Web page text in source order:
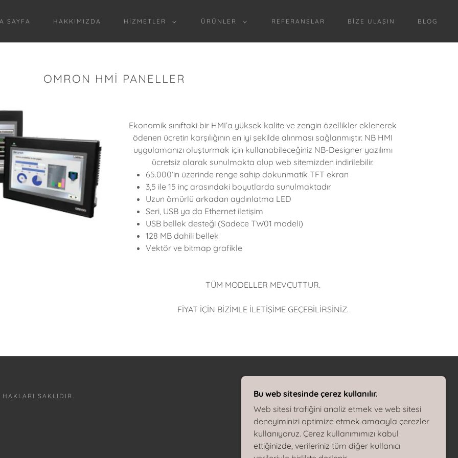
SAYFA HAKKIMIZDA HIZMETLER ÜRÜNLER REFERANSLAR BIZE ULAŞIN BLOG
OMRON HMİ PANELLER
Ekonomik sınıftaki bir HMI’a yüksek kalite ve zengin özellikler eklenerek
ödenen ücretin karşılığının en iyi şekilde alınması sağlanmıştır. NB HMI
uygulamanızı oluşturmak için kullanabileceğiniz NB-Designer yazılımı
ücretsiz olarak sunulmakta olup web sitemizden indirilebilir.
65.000’in üzerinde renge sahip dokunmatik TFT ekran
3,5 ile 15 inç arasındaki boyutlarda sunulmaktadır
Uzun ömürlü arkadan aydınlatma LED
Seri, USB ya da Ethernet iletişim
USB bellek desteği (Sadece TW01 modeli)
128 MB dahili bellek
Vektör ve bitmap grafikle
TÜM MODELLER MEVCUTTUR.
FİYAT İÇİN BİZİMLE İLETİŞİME GEÇEBİLİRSİNİZ.
SAKLIDIR.
Bu web sitesinde çerez kullanılır.
Web sitesi trafiğini analiz etmek ve web sitesi
deneyiminizi optimize etmek amacıyla çerezler
kullanıyoruz. Çerez kullanımımızı kabul
ettiğinizde, verileriniz tüm diğer kullanıcı